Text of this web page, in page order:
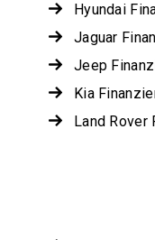
Hyundai
Jaguar
Jeep
Kia
Land Rover